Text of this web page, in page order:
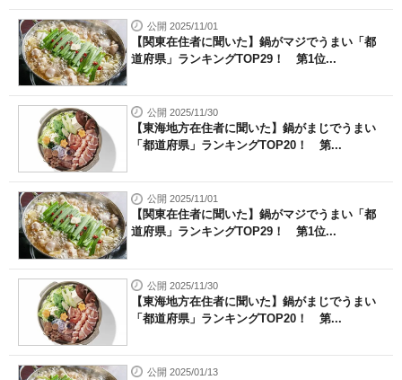
公開 2025/11/01
【関東在住者に聞いた】鍋がマジでうまい「都
道府県」ランキングTOP29！ 第1位...
公開 2025/11/30
【東海地方在住者に聞いた】鍋がまじでうまい
「都道府県」ランキングTOP20！ 第...
公開 2025/11/01
【関東在住者に聞いた】鍋がマジでうまい「都
道府県」ランキングTOP29！ 第1位...
公開 2025/11/30
【東海地方在住者に聞いた】鍋がまじでうまい
「都道府県」ランキングTOP20！ 第...
公開 2025/01/13